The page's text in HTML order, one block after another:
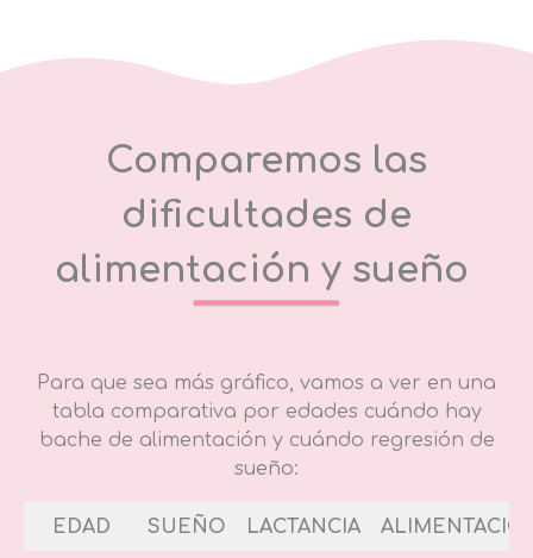
Comparemos las
dificultades de
alimentación y sueño
Para que sea más gráfico, vamos a ver en una
tabla comparativa por edades cuándo hay
bache de alimentación y cuándo regresión de
sueño:
EDAD SUEÑO LACTANCIA